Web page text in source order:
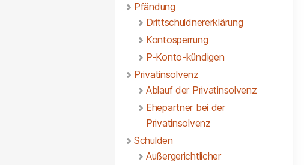
Pfändung
Drittschuldnererklärung
Kontosperrung
P-Konto-kündigen
Privatinsolvenz
Ablauf der Privatinsolvenz
Ehepartner bei der
Privatinsolvenz
Schulden
Außergerichtlicher